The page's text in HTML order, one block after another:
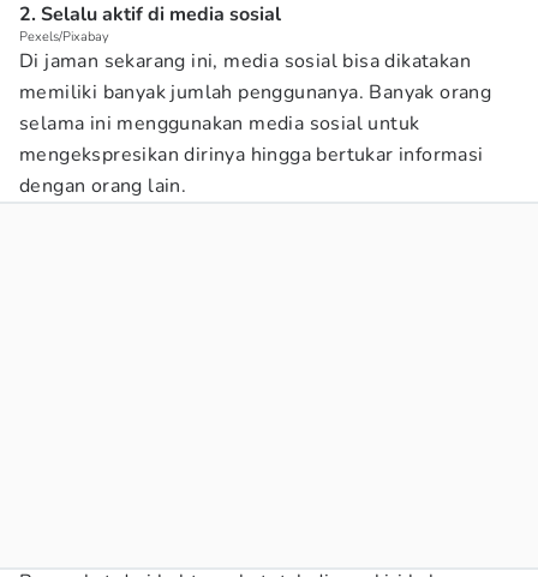
2. Selalu aktif di media sosial
Pexels/Pixabay
Di jaman sekarang ini, media sosial bisa dikatakan
memiliki banyak jumlah penggunanya. Banyak orang
selama ini menggunakan media sosial untuk
mengekspresikan dirinya hingga bertukar informasi
dengan orang lain.